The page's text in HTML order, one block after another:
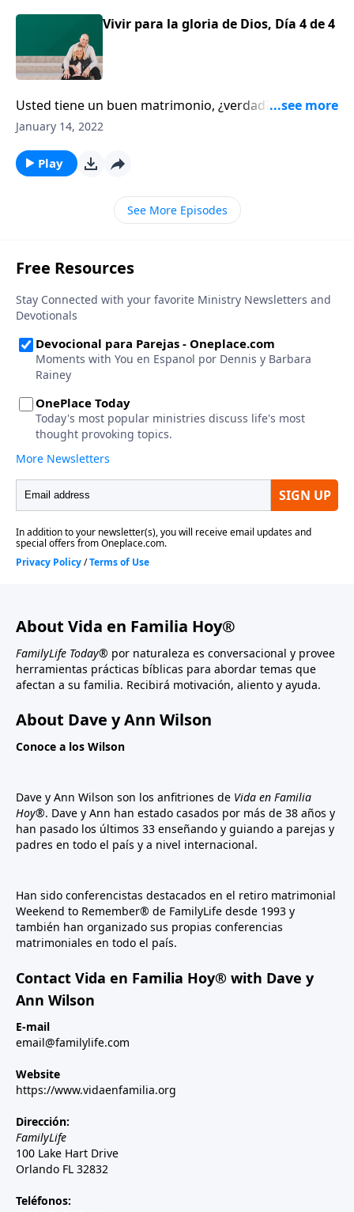
Vivir para la gloria de Dios, Día 4 de 4
Usted tiene un buen matrimonio, ¿verdad? Y es como
el de la mayoría de personas, está lleno de muchas
usted lo sabe, que los conflictos y las heridas no
faltan. ¿Qué tan intencional ha sido usted para
superar estos eventos y evitar repetirlos?
January 14, 2022
Play
See More Episodes
About Vida en Familia Hoy®
FamilyLife Today® por naturaleza es conversacional y provee
herramientas prácticas bíblicas para abordar temas que
afectan a su familia. Recibirá motivación, aliento y ayuda.
About Dave y Ann Wilson
Conoce a los Wilson
Dave y Ann Wilson son los anfitriones de Vida en Familia
Hoy®. Dave y Ann han estado casados por más de 38 años y
han pasado los últimos 33 enseñando y guiando a parejas y
padres en todo el país y a nivel internacional.
Han sido conferencistas destacados en el retiro matrimonial
Weekend to Remember® de FamilyLife desde 1993 y
también han organizado sus propias conferencias
matrimoniales en todo el país.
Contact Vida en Familia Hoy® with Dave y
Ann Wilson
E-mail
email@familylife.com
Website
https://www.vidaenfamilia.org
Dirección:
FamilyLife
100 Lake Hart Drive
Orlando FL 32832
Teléfonos: